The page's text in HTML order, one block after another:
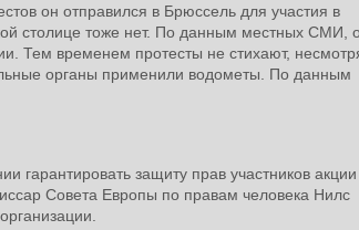
он отправился в Брюссель для участия в
столице тоже нет. По данным местных СМИ,
Тем временем протесты не стихают,
органы применили водометы. По данным
гарантировать защиту прав участников акции
Совета Европы по правам человека Нилс